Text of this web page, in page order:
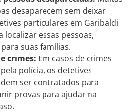
desaparecem sem deixar
particulares em Garibaldi
localizar essas pessoas,
suas famílias.
crimes: Em casos de crimes
polícia, os detetives
ser contratados para
provas para ajudar na